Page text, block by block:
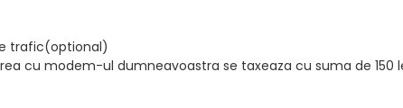
trafic(optional)
cu modem-ul dumneavoastra se taxeaza cu suma de 150